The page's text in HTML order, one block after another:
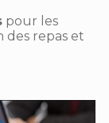
pour les
des repas et